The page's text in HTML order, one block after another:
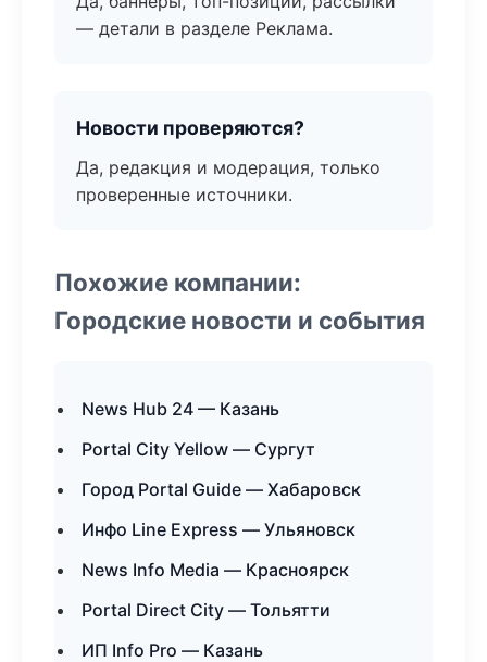
— детали в разделе Реклама.
Новости проверяются?
Да, редакция и модерация, только
проверенные источники.
Похожие компании:
Городские новости и события
News Hub 24 — Казань
Portal City Yellow — Сургут
Город Portal Guide — Хабаровск
Инфо Line Express — Ульяновск
News Info Media — Красноярск
Portal Direct City — Тольятти
ИП Info Pro — Казань